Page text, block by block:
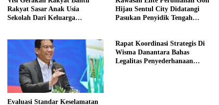
Rakyat Sasar Anak Usia
Sekolah Dari Keluarga
Hijau Sentul City Didatangi
Pasukan Penyidik Tengah
Evaluasi Standar Keselamatan
Rapat Koordinasi Strategis Di
Wisma Danantara Bahas
Legalitas Penyederhanaan